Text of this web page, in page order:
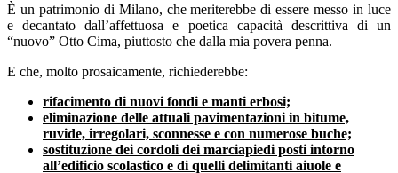
È un patrimonio di Milano, che meriterebbe di essere messo in luce
e decantato dall’affettuosa e poetica capacità descrittiva di un
“nuovo” Otto Cima, piuttosto che dalla mia povera penna.
E che, molto prosaicamente, richiederebbe:
rifacimento di nuovi fondi e manti erbosi;
eliminazione delle attuali pavimentazioni in bitume,
ruvide, irregolari, sconnesse e con numerose buche;
sostituzione dei cordoli dei marciapiedi posti intorno
all’edificio scolastico e di quelli delimitanti aiuole e